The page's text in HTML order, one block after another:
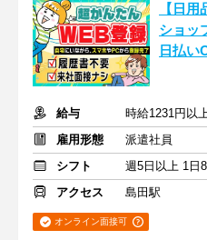
【日
ショッ
日払い
給与
時給1231円以
雇用形態
派遣社員
シフト
週5日以上 1日
アクセス
島田駅
オンライン面接可